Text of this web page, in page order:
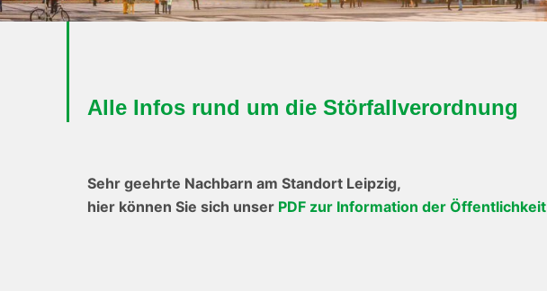
Alle Infos rund um die Störfallverordnung
Sehr geehrte Nachbarn am Standort Leipzig,
hier können Sie sich unser PDF zur Information der Öffentlichkeit